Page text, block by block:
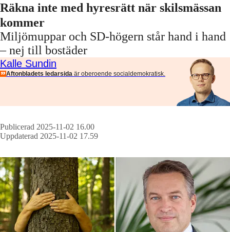
Räkna inte med hyresrätt när skilsmässan
kommer
Miljömuppar och SD-högern står hand i hand
– nej till bostäder
Kalle Sundin
Aftonbladets ledarsida är oberoende socialdemokratisk.
Publicerad 2025-11-02 16.00
Uppdaterad 2025-11-02 17.59